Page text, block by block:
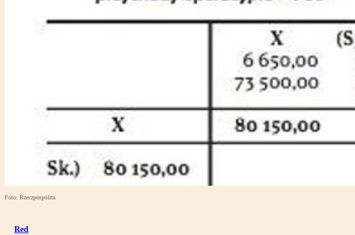
Foto: Rzeczpospolita
Red